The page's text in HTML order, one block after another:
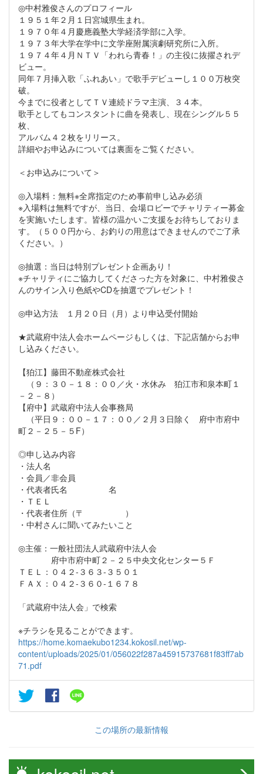
◎中村雅俊さんのプロフィール
１９５１年２月１日宮城県生まれ。
１９７０年４月慶應義塾大学経済学部に入学。
１９７３年大学在学中に文学座附属演劇研究所に入所。
１９７４年４月ＮＴＶ「われら青春！」の主役に抜擢されデ
ビュー。
同年７月挿入歌「ふれあい」で歌手デビューし１００万枚突
破。
今までに役者としてＴＶ連続ドラマ主演、３４本。
歌手としてもコンスタントに曲を発表し、現在シングル５５
枚、
アルバム４２枚をリリース。
詳細やお申込みについては裏面をご覧ください。
＜お申込みについて＞
◎入場料：無料※全席指定のため事前申し込み必須
※入場料は無料ですが、当日、会場ロビーでチャリティー募金
を実施いたします。皆様の温かいご支援をお待ちしておりま
す。（５００円から、お釣りの用意はできませんのでご了承
ください。）
◎抽選：当日は特別プレゼント企画あり！
※チャリティにご協力してくださった方を対象に、中村雅俊さ
んのサイン入り色紙やCDを抽選でプレゼント！
◎申込方法 １月２０日（月）より申込受付開始
★武蔵府中法人会ホームページもしくは、下記店舗からお申
し込みください。
【狛江】藤田不動産株式会社
（９：３０－１８：００／火・水休み 狛江市和泉本町１
－２－８）
【府中】武蔵府中法人会事務局
（平日９：００－１７：００／２月３日除く 府中市府中
町２－２５－５F）
◎申し込み内容
・法人名
・会員／非会員
・代表者氏名 名
・ＴＥＬ
・代表者住所（〒 ）
・中村さんに聞いてみたいこと
◎主催：一般社団法人武蔵府中法人会
府中市府中町２－２５中央文化センター５Ｆ
ＴＥＬ：０４２-３６３-３５０１
ＦＡＸ：０４２-３６０-１６７８
「武蔵府中法人会」で検索
※チラシを見ることができます。
https://home.komaekubo1234.kokosil.net/wp-
content/uploads/2025/01/056022f287a45915737681f83ff7ab
71.pdf
この場所の最新情報